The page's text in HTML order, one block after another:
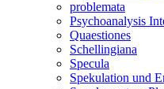
problemata
Psychoanalysis
Quaestiones
Schellingiana
Specula
Spekulation und